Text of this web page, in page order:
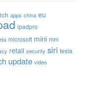
apps china eu
ipadpro
microsoft mini mm
retail security siri tesla
update video